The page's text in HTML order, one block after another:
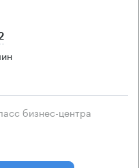
бизнес-центра